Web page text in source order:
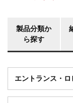
製品分類か
ら探す
エントランス・ロ